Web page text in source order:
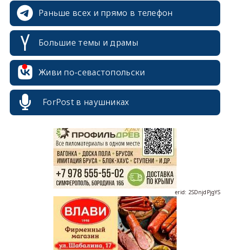
Раньше всех и прямо в телефон
Большие темы и драмы
Живи по-севастопольски
ForPost в наушниках
erid: 2SDnjcrDNw6
erid: 2SDnjdPjgYS
erid: 2SDnjdvhGXG